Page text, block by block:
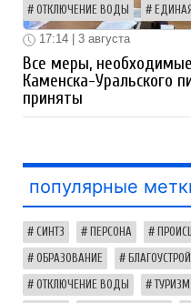
ОТКЛЮЧЕНИЕ ВОДЫ
17:14 | 3 августа
Все меры,
Каменска-Уральского
приняты
популярные
СИНТЗ ПЕРСОНА
ОБРАЗОВАНИЕ
ОТКЛЮЧЕНИЕ ВОДЫ ТУРИЗМ